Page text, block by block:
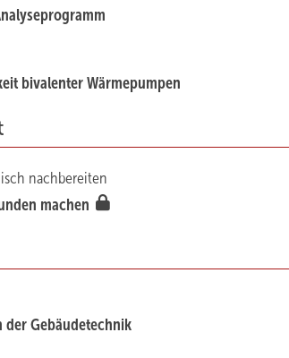
bivalenter Wärmepumpen
nachbereiten
machen
der Gebäudetechnik